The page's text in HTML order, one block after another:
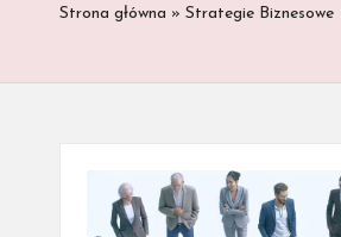
Strona główna » Strategie Biznesowe